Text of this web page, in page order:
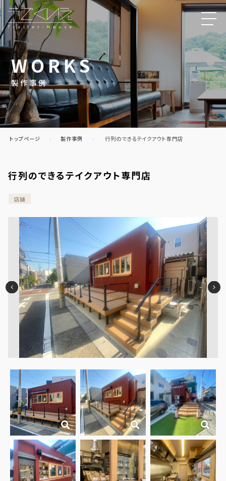
WORKS
製作事例
トップページ 製作事例 行列のできるテイクアウト専門店
行列のできるテイクアウト専門店
店舗